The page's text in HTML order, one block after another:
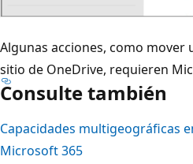
Algunas acciones, como mover
sitio de OneDrive, requieren
Consulte también
Capacidades multigeográficas
Microsoft 365